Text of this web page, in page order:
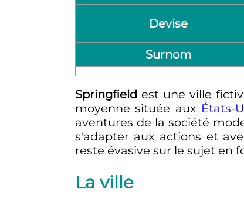
Devise
Surnom
Springfield est une ville
moyenne située aux États-
aventures de la société
s'adapter aux actions et
reste évasive sur le sujet en
La ville